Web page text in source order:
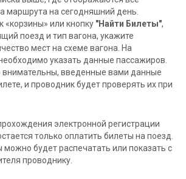
маршрута на сегодняшний день.
«корзины» или кнопку "Найти Билеты",
поезд и тип вагона, укажите
мест на схеме вагона. На
указать данные пассажиров.
внимательны, введенные вами данные
и проводник будет проверять их при
электронной регистрации
только оплатить билеты на поезд.
будет распечатать или показать с
проводнику.